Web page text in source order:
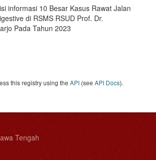
informasi 10 Besar Kasus Rawat Jalan
di RSMS RSUD Prof. Dr.
Pada Tahun 2023
this registry using the API (see API Docs).
Tengah